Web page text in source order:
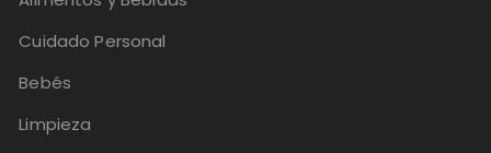
Cuidado Personal
Bebés
Limpieza